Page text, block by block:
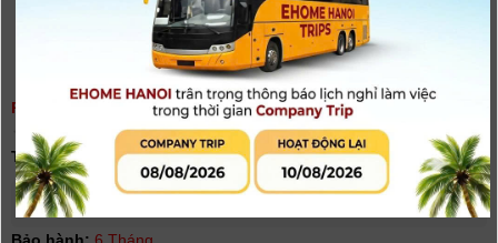
PIN JVC BN-VF808AC
(0người đánh giá)
Tình trạng:
Có hàng
Giá khuyến mại: 500.000đ